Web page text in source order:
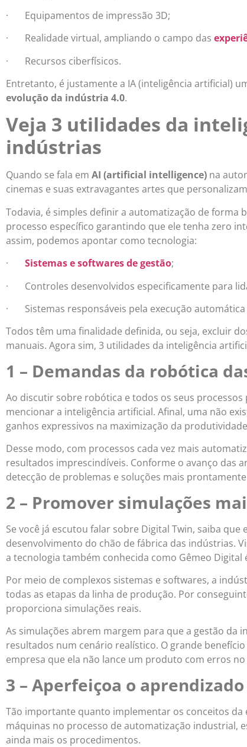
· Equipamentos de impressão 3D;
· Realidade virtual, ampliando o campo das
· Recursos ciberfísicos.
Entretanto, é justamente a IA (inteligência artificial)
evolução da indústria 4.0.
Veja 3 utilidades da
indústrias
Quando se fala em AI (artificial intelligence) na
cinemas e suas extravagantes artes que
Todavia, é simples definir a automatização de forma
processo específico garantindo que ele tenha zero
assim, podemos apontar como tecnologia:
· Sistemas e softwares de gestão;
· Controles desenvolvidos especificamente para
· Sistemas responsáveis pela execução automática
Todos têm uma finalidade definida, ou seja, excluir
manuais. Agora sim, 3 utilidades da inteligência
1 – Demandas da robótica
Ao discutir sobre robótica e todos os seus
mencionar a inteligência artificial. Afinal, uma não
ganhos expressivos na maximização da
Desse modo, com processos cada vez mais
resultados imprescindíveis. Conforme o avanço das
detecção de problemas e soluções mais
2 – Promover simulações
Se você já escutou falar sobre Digital Twin, saiba
desenvolvimento do chão de fábrica das indústrias.
a tecnologia também conhecida como Gêmeo
Por meio de complexos sistemas e softwares, a
todas as etapas da linha de produção. Por
proporciona simulações reais.
As simulações abrem margem para que a gestão da
resultados num cenário realístico. O grande
empresa que ela não lance um produto com erros
3 – Aperfeiçoa o
Tão importante quanto implementar os conceitos da
máquinas no processo de automatização industrial,
ainda mais os procedimentos.